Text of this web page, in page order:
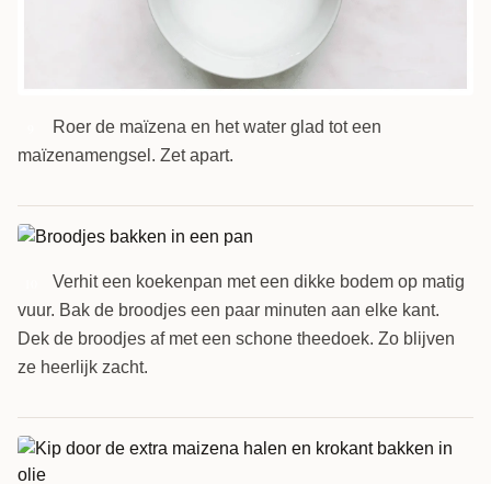
Roer de maïzena en het water glad tot een
maïzenamengsel. Zet apart.
Verhit een koekenpan met een dikke bodem op matig
vuur. Bak de broodjes een paar minuten aan elke kant.
Dek de broodjes af met een schone theedoek. Zo blijven
ze heerlijk zacht.